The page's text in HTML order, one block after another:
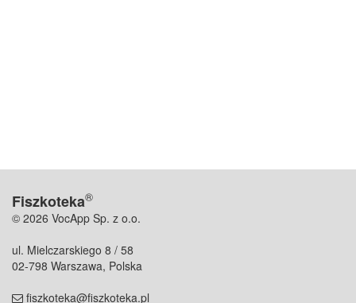
Fiszkoteka®
© 2026 VocApp Sp. z o.o.
ul. Mielczarskiego 8 / 58
02-798 Warszawa, Polska
fiszkoteka@fiszkoteka.pl